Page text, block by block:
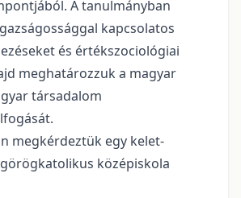
A tanulmányban
kapcsolatos
és értékszociológiai
meghatározzuk a magyar
társadalom
megkérdeztük egy kelet-
középiskola